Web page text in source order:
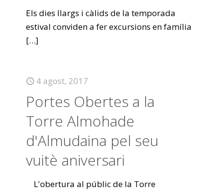
Els dies llargs i càlids de la temporada
estival conviden a fer excursions en família
[…]
4 agost, 2017
Portes Obertes a la
Torre Almohade
d'Almudaina pel seu
vuitè aniversari
L'obertura al públic de la Torre